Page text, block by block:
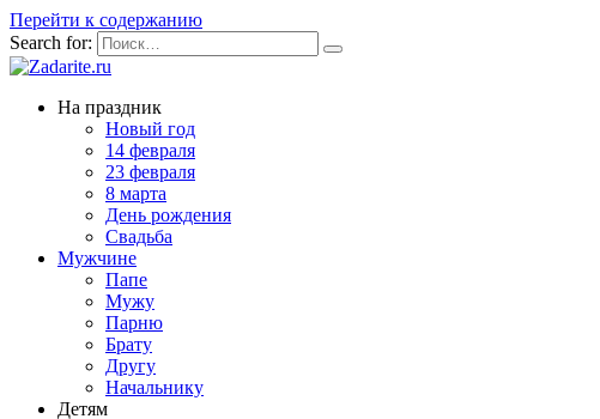
Перейти к содержанию
Search for:
На праздник
Новый год
14 февраля
23 февраля
8 марта
День рождения
Свадьба
Мужчине
Папе
Мужу
Парню
Брату
Другу
Начальнику
Детям